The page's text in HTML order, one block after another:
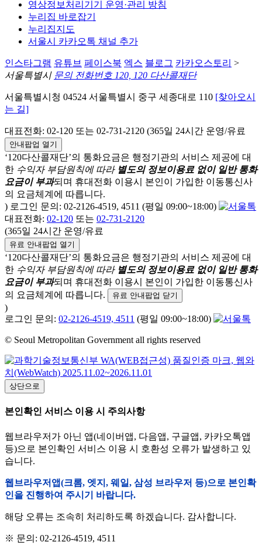
영상정보처리기기 운영·관리 방침
누리집 바로잡기
누리집지도
서울시 카카오톡 채널 추가
인스타그램 유튜브 페이스북 엑스 블로그 카카오스토리 >
서울특별시 문의 전화번호 120, 120 다산콜재단
서울특별시청 04524 서울특별시 중구 세종대로 110 [찾아오시
는 길]
대표전화: 02-120 또는 02-731-2120 (365일 24시간 운영/유료
안내팝업 열기
‘120다산콜재단’의 통화요금은 행정기관의 서비스 제공에 대
한 수익자 부담원칙에 따라 별도의 정보이용료 없이 일반 통화
요금이 부과되며 휴대전화 이용시 본인이 가입한 이동통신사
의 요금체계에 따릅니다.
) 로그인 문의: 02-2126-4519, 4511 (평일 09:00~18:00)
대표전화: 02-120 또는 02-731-2120
(365일 24시간 운영/유료
유료 안내팝업 열기
‘120다산콜재단’의 통화요금은 행정기관의 서비스 제공에 대
한 수익자 부담원칙에 따라 별도의 정보이용료 없이 일반 통화
요금이 부과되며 휴대전화 이용시 본인이 가입한 이동통신사
의 요금체계에 따릅니다.
유료 안내팝업 닫기
)
로그인 문의: 02-2126-4519, 4511 (평일 09:00~18:00)
© Seoul Metropolitan Government all rights reserved
상단으로
본인확인 서비스 이용 시 주의사항
웹브라우저가 아닌 앱(네이버앱, 다음앱, 구글앱, 카카오톡앱
등)으로 본인확인 서비스 이용 시 호환성 오류가 발생하고 있
습니다.
웹브라우저앱(크롬, 엣지, 웨일, 삼성 브라우저 등)으로 본인확
인을 진행하여 주시기 바랍니다.
해당 오류는 조속히 처리하도록 하겠습니다. 감사합니다.
※ 문의: 02-2126-4519, 4511